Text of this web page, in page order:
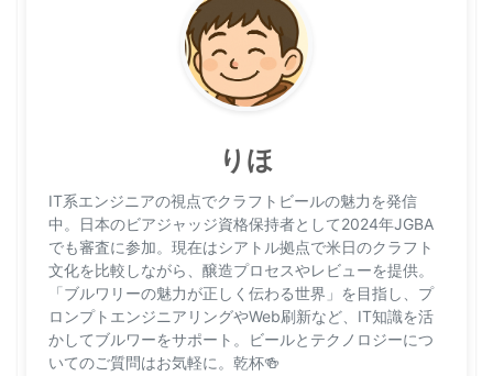
りほ
IT系エンジニアの視点でクラフトビールの魅力を発信
中。日本のビアジャッジ資格保持者として2024年JGBA
でも審査に参加。現在はシアトル拠点で米日のクラフト
文化を比較しながら、醸造プロセスやレビューを提供。
「ブルワリーの魅力が正しく伝わる世界」を目指し、プ
ロンプトエンジニアリングやWeb刷新など、IT知識を活
かしてブルワーをサポート。ビールとテクノロジーにつ
いてのご質問はお気軽に。乾杯🍻